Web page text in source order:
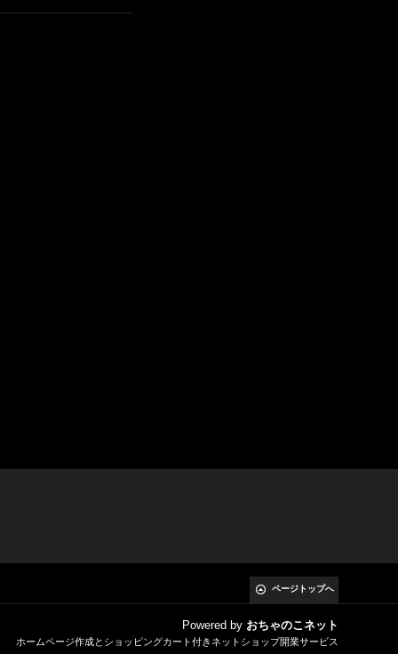
ページトップへ
Powered by おちゃのこネット
ホームページ作成とショッピングカート付きネットショップ開業サービス